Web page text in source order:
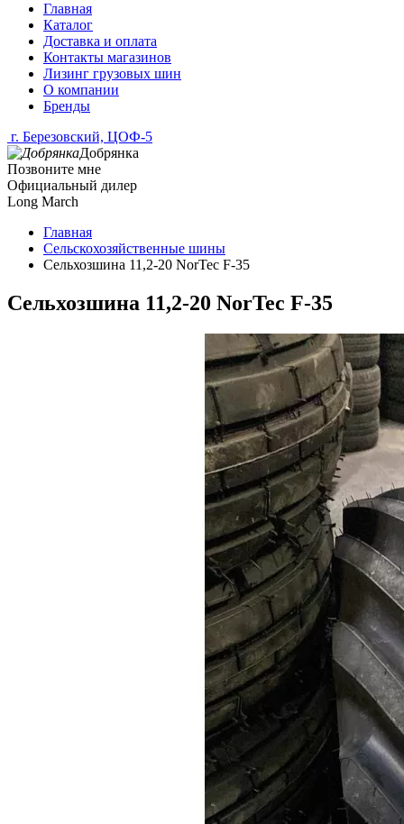
Главная
Каталог
Доставка и оплата
Контакты магазинов
Лизинг грузовых шин
О компании
Бренды
г. Березовский, ЦОФ-5
Добрянка
Позвоните мне
Официальный дилер
Long March
Главная
Сельскохозяйственные шины
Сельхозшина 11,2-20 NorTec F-35
Сельхозшина 11,2-20 NorTec F-35